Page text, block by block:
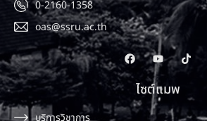
0-2160-1358
oas@ssru.ac.th
ไซต์แมพ
บริการวิชาการ